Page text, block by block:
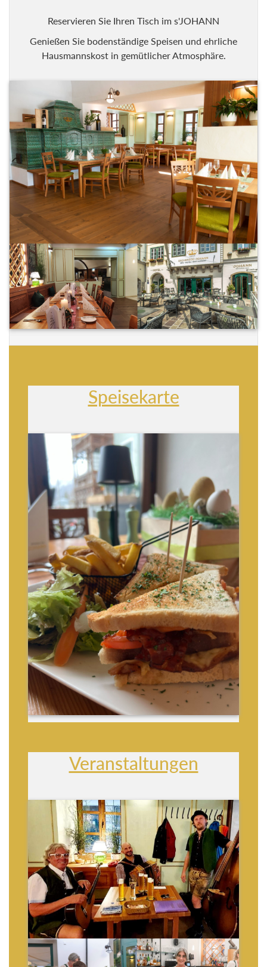
Reservieren Sie Ihren Tisch im s'JOHANN
Genießen Sie bodenständige Speisen und ehrliche
Hausmannskost in gemütlicher Atmosphäre.
Speisekarte
Veranstaltungen